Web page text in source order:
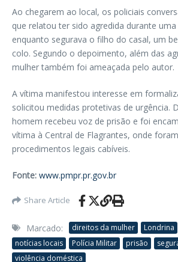
Ao chegarem ao local, os policiais
que relatou ter sido agredida durante uma
enquanto segurava o filho do casal, um
colo. Segundo o depoimento, além das
mulher também foi ameaçada pelo autor.
A vítima manifestou interesse em
solicitou medidas protetivas de urgência.
homem recebeu voz de prisão e foi
vítima à Central de Flagrantes, onde
procedimentos legais cabíveis.
Fonte: www.pmpr.pr.gov.br
Share Article
Marcado: direitos da mulher Londrina
notícias locais
Polícia Militar prisão
violência doméstica